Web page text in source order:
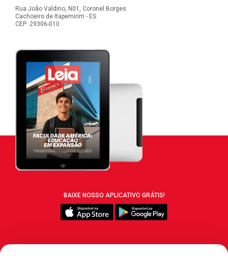
Rua João Valdino, N01, Coronel Borges
Cachoeiro de Itapemirim - ES
CEP: 29306-010
BAIXE NOSSO APLICATIVO GRÁTIS!